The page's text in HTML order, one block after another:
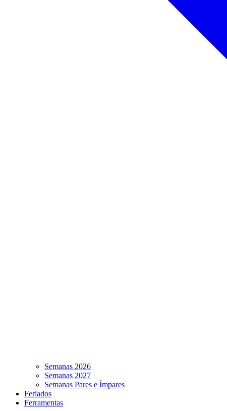
Semanas 2026
Semanas 2027
Semanas Pares e Ímpares
Feriados
Ferramentas